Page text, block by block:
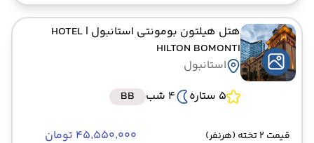
هتل هیلتون بومونتی استانبول | HOTEL
HILTON BOMONTI
استانبول
5 ستاره
4 شب BB
قیمت 2 تخته (هرنفر) ۴۵٬۵۵۰٬۰۰۰ تومان